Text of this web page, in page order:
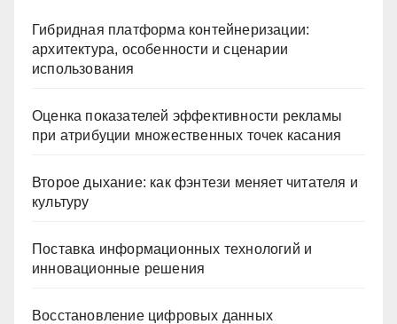
Гибридная платформа контейнеризации:
архитектура, особенности и сценарии
использования
Оценка показателей эффективности рекламы
при атрибуции множественных точек касания
Второе дыхание: как фэнтези меняет читателя и
культуру
Поставка информационных технологий и
инновационные решения
Восстановление цифровых данных